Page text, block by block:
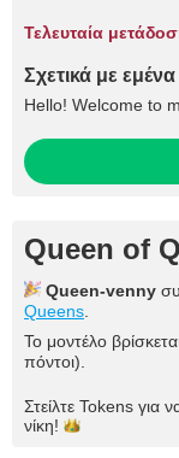
Τελευταία
Σχετικά με εμένα
Hello! Welcome to
Queen of
Queen-venny
Queens
Το μοντέλο
πόντοι).
Στείλτε Tokens για
νίκη!